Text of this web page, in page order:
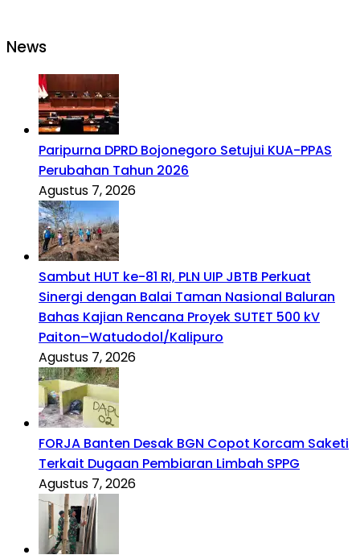
News
Paripurna DPRD Bojonegoro Setujui KUA-PPAS
Perubahan Tahun 2026
Agustus 7, 2026
Sambut HUT ke-81 RI, PLN UIP JBTB Perkuat
Sinergi dengan Balai Taman Nasional Baluran
Bahas Kajian Rencana Proyek SUTET 500 kV
Paiton–Watudodol/Kalipuro
Agustus 7, 2026
FORJA Banten Desak BGN Copot Korcam Saketi
Terkait Dugaan Pembiaran Limbah SPPG
Agustus 7, 2026